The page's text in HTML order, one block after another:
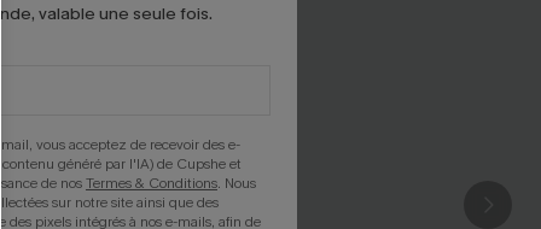
valable une seule fois.
vous acceptez de recevoir des e-
généré par l'IA) de Cupshe et
de nosTermes & Conditions. Nous
sur notre site ainsi que des
des pixels intégrés à nos e-mails, afin de